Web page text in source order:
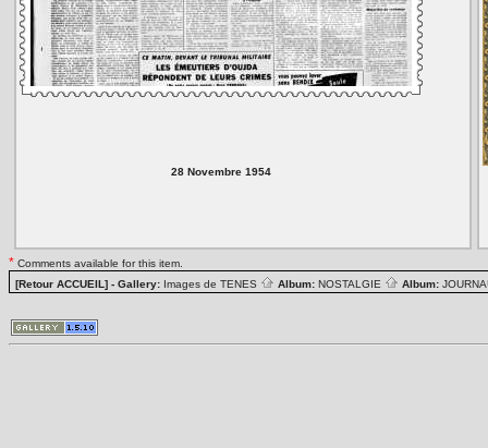
28 Novembre 1954
* Comments available for this item.
[Retour ACCUEIL] - Gallery: Images de TENES Album: NOSTALGIE Album: